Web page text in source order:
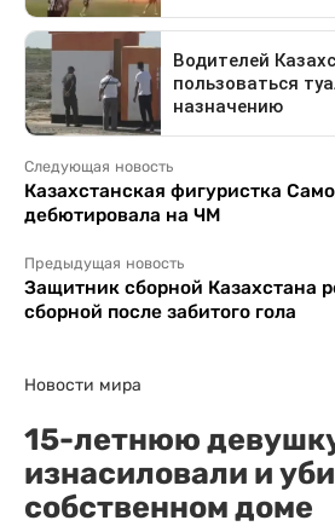
Следующая новость
Казахстанская фигуристка
дебютировала на ЧМ
Предыдущая новость
Защитник сборной Казахстана
сборной после забитого гола
Новости мира
15-летнюю
изнасиловали и
собственном доме